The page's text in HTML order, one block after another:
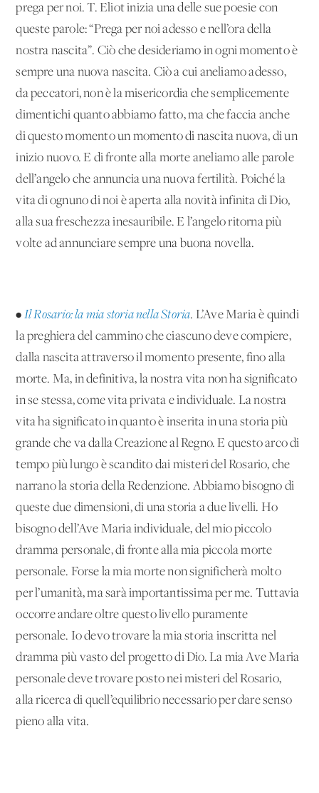
prega per noi. T. Eliot inizia una delle sue poesie con
queste parole: “Prega per noi adesso e nell’ora della
nostra nascita”. Ciò che desideriamo in ogni momento è
sempre una nuova nascita. Ciò a cui aneliamo adesso,
da peccatori, non è la misericordia che semplicemente
dimentichi quanto abbiamo fatto, ma che faccia anche
di questo momento un momento di nascita nuova, di un
inizio nuovo. E di fronte alla morte aneliamo alle parole
dell’angelo che annuncia una nuova fertilità. Poiché la
vita di ognuno di noi è aperta alla novità infinita di Dio,
alla sua freschezza inesauribile. E l’angelo ritorna più
volte ad annunciare sempre una buona novella.
• Il Rosario: la mia storia nella Storia. L’Ave Maria è quindi
la preghiera del cammino che ciascuno deve compiere,
dalla nascita attraverso il momento presente, fino alla
morte. Ma, in definitiva, la nostra vita non ha significato
in se stessa, come vita privata e individuale. La nostra
vita ha significato in quanto è inserita in una storia più
grande che va dalla Creazione al Regno. E questo arco di
tempo più lungo è scandito dai misteri del Rosario, che
narrano la storia della Redenzione. Abbiamo bisogno di
queste due dimensioni, di una storia a due livelli. Ho
bisogno dell’Ave Maria individuale, del mio piccolo
dramma personale, di fronte alla mia piccola morte
personale. Forse la mia morte non significherà molto
per l’umanità, ma sarà importantissima per me. Tuttavia
occorre andare oltre questo livello puramente
personale. Io devo trovare la mia storia inscritta nel
dramma più vasto del progetto di Dio. La mia Ave Maria
personale deve trovare posto nei misteri del Rosario,
alla ricerca di quell’equilibrio necessario per dare senso
pieno alla vita.